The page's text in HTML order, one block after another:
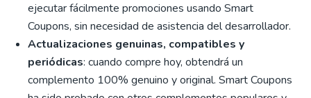
ejecutar fácilmente promociones usando Smart
Coupons, sin necesidad de asistencia del desarrollador.
Actualizaciones genuinas, compatibles y
periódicas: cuando compre hoy, obtendrá un
complemento 100% genuino y original. Smart Coupons